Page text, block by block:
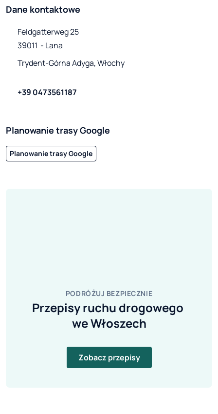
Dane kontaktowe
Feldgatterweg 25
39011  - Lana
Trydent-Górna Adyga, Włochy
+39 0473561187
Planowanie trasy Google
Planowanie trasy Google
PODRÓŻUJ BEZPIECZNIE
Przepisy ruchu drogowego
we Włoszech
Zobacz przepisy